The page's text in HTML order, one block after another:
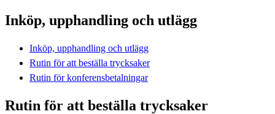
Inköp, upphandling och utlägg
Inköp, upphandling och utlägg
Rutin för att beställa trycksaker
Rutin för konferensbetalningar
Rutin för att beställa trycksaker